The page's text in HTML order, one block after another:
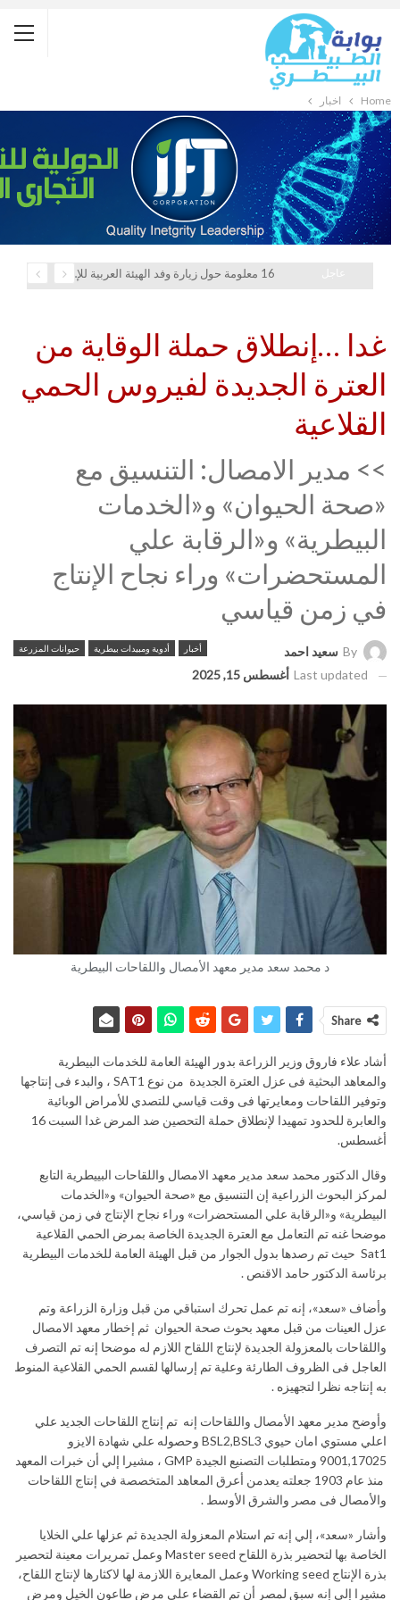
Home أخبار
16 معلومة حول زيارة وفد الهيئة العربية للإستثمار والإنماء الزراعي إلي السعودية
غدا …إنطلاق حملة الوقاية من
العترة الجديدة لفيروس الحمي
القلاعية
>> مدير الامصال: التنسيق مع
«صحة الحيوان» و«الخدمات
البيطرية» و«الرقابة علي
المستحضرات» وراء نجاح الإنتاج
في زمن قياسي
أخبار أدوية ومبيدات بيطرية حيوانات المزرعة By سعيد احمد
Last updated أغسطس 15, 2025
د محمد سعد مدير معهد الأمصال واللقاحات البيطرية
Share
أشاد علاء فاروق وزير الزراعة بدور الهيئة العامة للخدمات البيطرية
والمعاهد البحثية فى عزل العترة الجديدة من نوع SAT1 ، والبدء فى إنتاجها
وتوفير اللقاحات ومعايرتها فى وقت قياسي للتصدي للأمراض الوبائية
والعابرة للحدود تمهيدا لإنطلاق حملة التحصين ضد المرض غدا السبت 16
أغسطس.
وقال الدكتور محمد سعد مدير معهد الامصال واللقاحات البييطرية التابع
لمركز البحوث الزراعية إن التنسيق مع «صحة الحيوان» و«الخدمات
البيطرية» و«الرقابة علي المستحضرات» وراء نجاح الإنتاج في زمن قياسي،
موضحا غنه تم التعامل مع العترة الجديدة الخاصة بمرض الحمي القلاعية
Sat1 حيث تم رصدها بدول الجوار من قبل الهيئة العامة للخدمات البيطرية
برئاسة الدكتور حامد الاقنص .
وأضاف «سعد»، إنه تم عمل تحرك استباقي من قبل وزارة الزراعة وتم
عزل العينات من قبل معهد بحوث صحة الحيوان ثم إخطار معهد الامصال
واللقاحات بالمعزولة الجديدة لإنتاج اللقاح اللازم له موضحا إنه تم التصرف
العاجل فى الظروف الطارئة وعلية تم إرسالها لقسم الحمي القلاعية المنوط
به إنتاجه نظرا لتجهيزه .
وأوضح مدير معهد الأمصال واللقاحات إنه تم إنتاج اللقاحات الجديد علي
اعلي مستوي امان حيوي BSL2,BSL3 وحصوله علي شهادة الايزو
9001,17025 ومتطلبات التصنيع الجيدة GMP ، مشيرا إلي أن خبرات المعهد
منذ عام 1903 جعلته يعدمن أعرق المعاهد المتخصصة في إنتاج اللقاحات
والأمصال فى مصر والشرق الأوسط .
وأشار «سعد»، إلي إنه تم استلام المعزولة الجديدة ثم عزلها علي الخلايا
الخاصة بها لتحضير بذرة اللقاح Master seed وعمل تمريرات معينة لتحصير
بذرة الإنتاج Working seed وعمل المعايرة اللازمة لها لاكثارها لإنتاج اللقاح،
مشيرا إلي إنه سبق لمصر أن تم القضاء علي مرض طاعون الخيل ومرض